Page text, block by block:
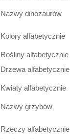
Nazwy dinozaurów
Kolory alfabetycznie
Rośliny alfabetycznie
Drzewa alfabetycznie
Kwiaty alfabetycznie
Nazwy grzybów
Rzeczy alfabetycznie